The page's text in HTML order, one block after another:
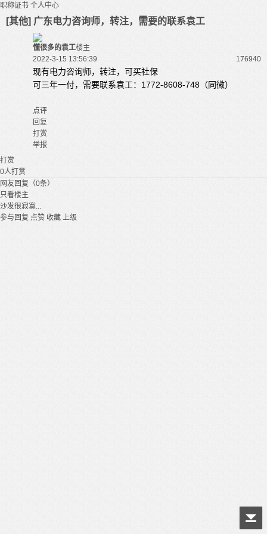
职称证书 个人中心
[其他] 广东电力咨询师，转注，需要的联系袁工
懂很多的袁工楼主
2022-3-15 13:56:39
176940
现有电力咨询师，转注，可买社保
可三年一付，需要联系袁工：1772-8608-748（同微）
点评
回复
打赏
举报
打赏
0人打赏
网友回复（0条）
只看楼主
沙发很寂寞...
参与回复 点赞 收藏 上级